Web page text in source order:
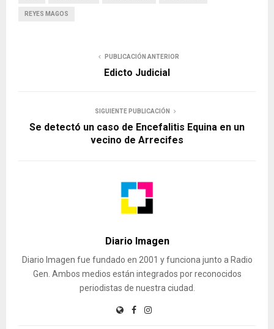
REYES MAGOS
PUBLICACIÓN ANTERIOR
Edicto Judicial
SIGUIENTE PUBLICACIÓN
Se detectó un caso de Encefalitis Equina en un
vecino de Arrecifes
Diario Imagen
Diario Imagen fue fundado en 2001 y funciona junto a Radio
Gen. Ambos medios están integrados por reconocidos
periodistas de nuestra ciudad.